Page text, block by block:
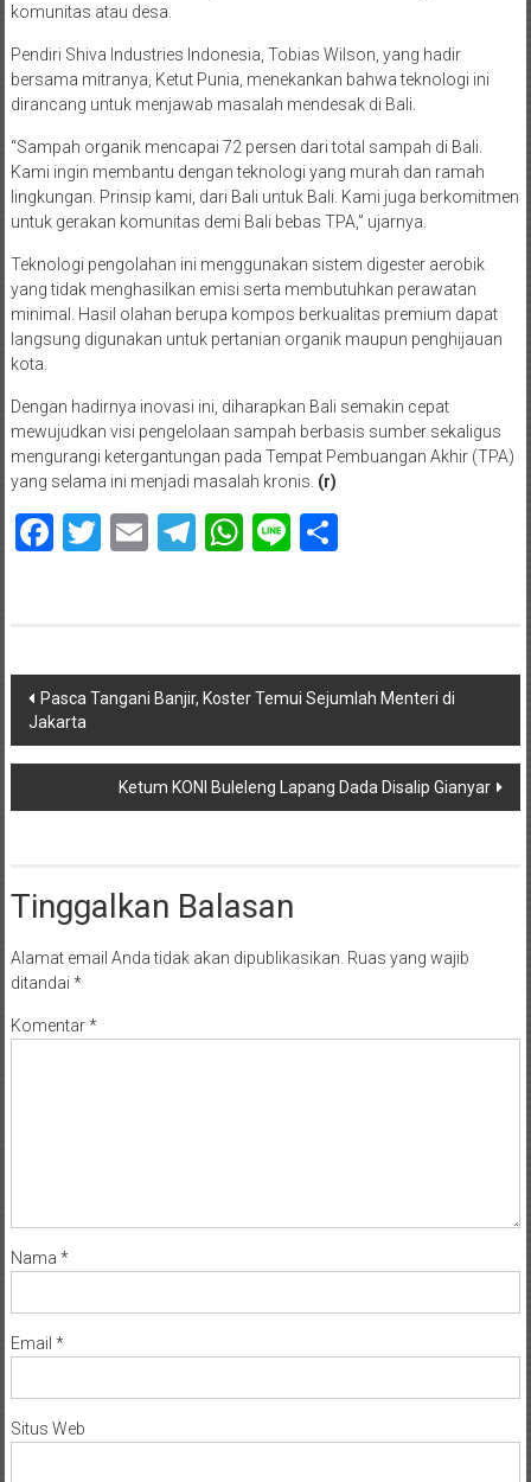
komunitas atau desa.
Pendiri Shiva Industries Indonesia, Tobias Wilson, yang hadir
bersama mitranya, Ketut Punia, menekankan bahwa teknologi ini
dirancang untuk menjawab masalah mendesak di Bali.
“Sampah organik mencapai 72 persen dari total sampah di Bali.
Kami ingin membantu dengan teknologi yang murah dan ramah
lingkungan. Prinsip kami, dari Bali untuk Bali. Kami juga berkomitmen
untuk gerakan komunitas demi Bali bebas TPA,” ujarnya.
Teknologi pengolahan ini menggunakan sistem digester aerobik
yang tidak menghasilkan emisi serta membutuhkan perawatan
minimal. Hasil olahan berupa kompos berkualitas premium dapat
langsung digunakan untuk pertanian organik maupun penghijauan
kota.
Dengan hadirnya inovasi ini, diharapkan Bali semakin cepat
mewujudkan visi pengelolaan sampah berbasis sumber sekaligus
mengurangi ketergantungan pada Tempat Pembuangan Akhir (TPA)
yang selama ini menjadi masalah kronis. (r)
Facebook
Twitter
EmailTelegram
WhatsApp
LineShare
Navigasi
pos
Pasca Tangani Banjir, Koster Temui Sejumlah Menteri di
Jakarta
Ketum KONI Buleleng Lapang Dada Disalip Gianyar
Tinggalkan Balasan
Alamat email Anda tidak akan dipublikasikan. Ruas yang wajib
ditandai *
Komentar*
Nama *
Email *
Situs Web